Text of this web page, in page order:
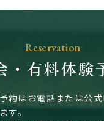
Reservation
・有料体験
約はお電話または公
す。